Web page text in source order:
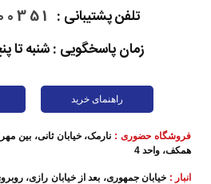
تلفن پشتیبانی : - 021
زمان پاسخگویی : شنبه تا پنج
راهنمای خرید
فروشگاه حضوری : نارمک، خیابان ثانی، بین
همکف، واحد 4
انبار : خیابان جمهوری، بعد از خیابان رازی،